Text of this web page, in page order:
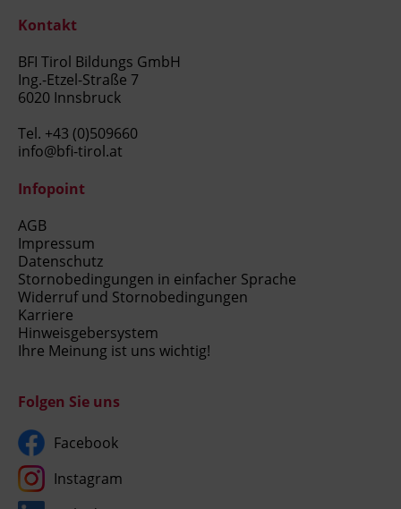
Kontakt
BFI Tirol Bildungs GmbH
Ing.-Etzel-Straße 7
6020 Innsbruck
Tel. +43 (0)509660
info@bfi-tirol.at
Infopoint
AGB
Impressum
Datenschutz
Stornobedingungen in einfacher Sprache
Widerruf und Stornobedingungen
Karriere
Hinweisgebersystem
Ihre Meinung ist uns wichtig!
Folgen Sie uns
Facebook
Instagram